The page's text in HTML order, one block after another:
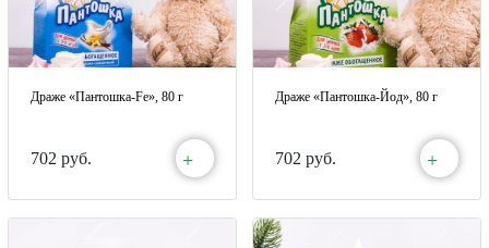
Драже «Пантошка-Fe», 80 г
702 руб. +
Драже «Пантошка-Йод», 80 г
702 руб. +